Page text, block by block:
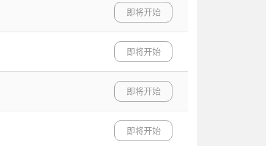
即将开始
即将开始
即将开始
即将开始